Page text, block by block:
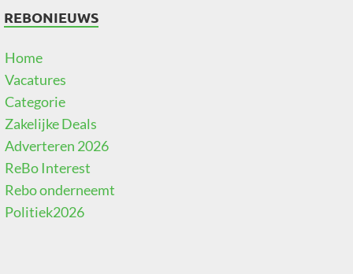
REBONIEUWS
Home
Vacatures
Categorie
Zakelijke Deals
Adverteren 2026
ReBo Interest
Rebo onderneemt
Politiek2026